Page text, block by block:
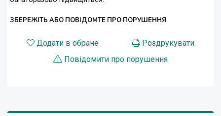
ЗБЕРЕЖІТЬ АБО ПОВІДОМТЕ ПРО ПОРУШЕННЯ
Додати в обране
Роздрукувати
Повідомити про порушення